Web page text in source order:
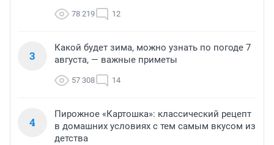
78 219 12
3
Какой будет зима, можно узнать по погоде 7
августа, — важные приметы
57 308 14
4
Пирожное «Картошка»: классический рецепт
в домашних условиях с тем самым вкусом из
детства